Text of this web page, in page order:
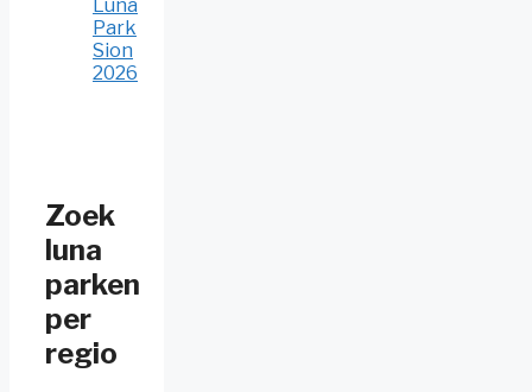
Luna
Park
Sion
2026
Zoek
luna
parken
per
regio